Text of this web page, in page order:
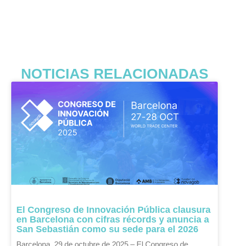
NOTICIAS RELACIONADAS
El Congreso de Innovación Pública clausura
en Barcelona con cifras récords y anuncia a
San Sebastián como su sede para el 2026
Barcelona, 29 de octubre de 2025 – El Congreso de